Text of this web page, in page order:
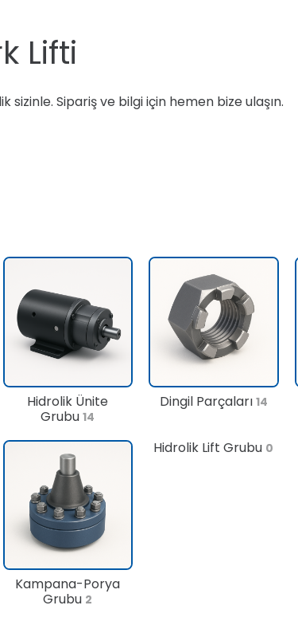
Lifti
sizinle. Sipariş ve bilgi için hemen bize ulaşın.
Hidrolik Ünite
Grubu14
Dingil Parçaları 14
Kampana-Porya
Grubu 2
Hidrolik Lift Grubu 0